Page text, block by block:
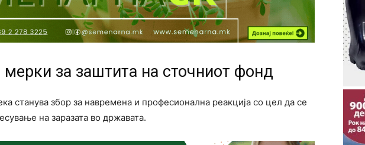
за заштита на сточниот фонд
станува збор за навремена и професионална реакција со цел да се
на заразата во државата.